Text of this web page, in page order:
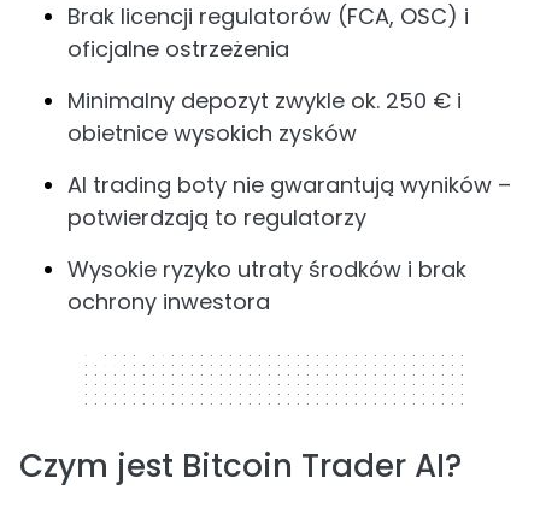
Brak licencji regulatorów (FCA, OSC) i
oficjalne ostrzeżenia
Minimalny depozyt zwykle ok. 250 € i
obietnice wysokich zysków
AI trading boty nie gwarantują wyników –
potwierdzają to regulatorzy
Wysokie ryzyko utraty środków i brak
ochrony inwestora
320 x 50
Czym jest Bitcoin Trader AI?